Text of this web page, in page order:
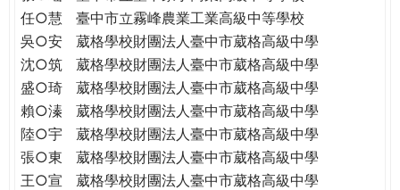
PATH
GLOBAL
CITIZENSHIP
任○慧
臺中市立霧峰農業工業高級中等學校
吳○安
葳格學校財團法人臺中市葳格高級中學
沈○筑
葳格學校財團法人臺中市葳格高級中學
盛○琦
葳格學校財團法人臺中市葳格高級中學
賴○溱
葳格學校財團法人臺中市葳格高級中學
陸○宇
葳格學校財團法人臺中市葳格高級中學
張○東
葳格學校財團法人臺中市葳格高級中學
王○宣
葳格學校財團法人臺中市葳格高級中學